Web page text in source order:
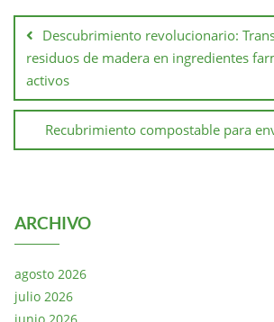
Descubrimiento revolucionario:
residuos de madera en ingredientes
activos
Recubrimiento compostable para
ARCHIVO
agosto 2026
julio 2026